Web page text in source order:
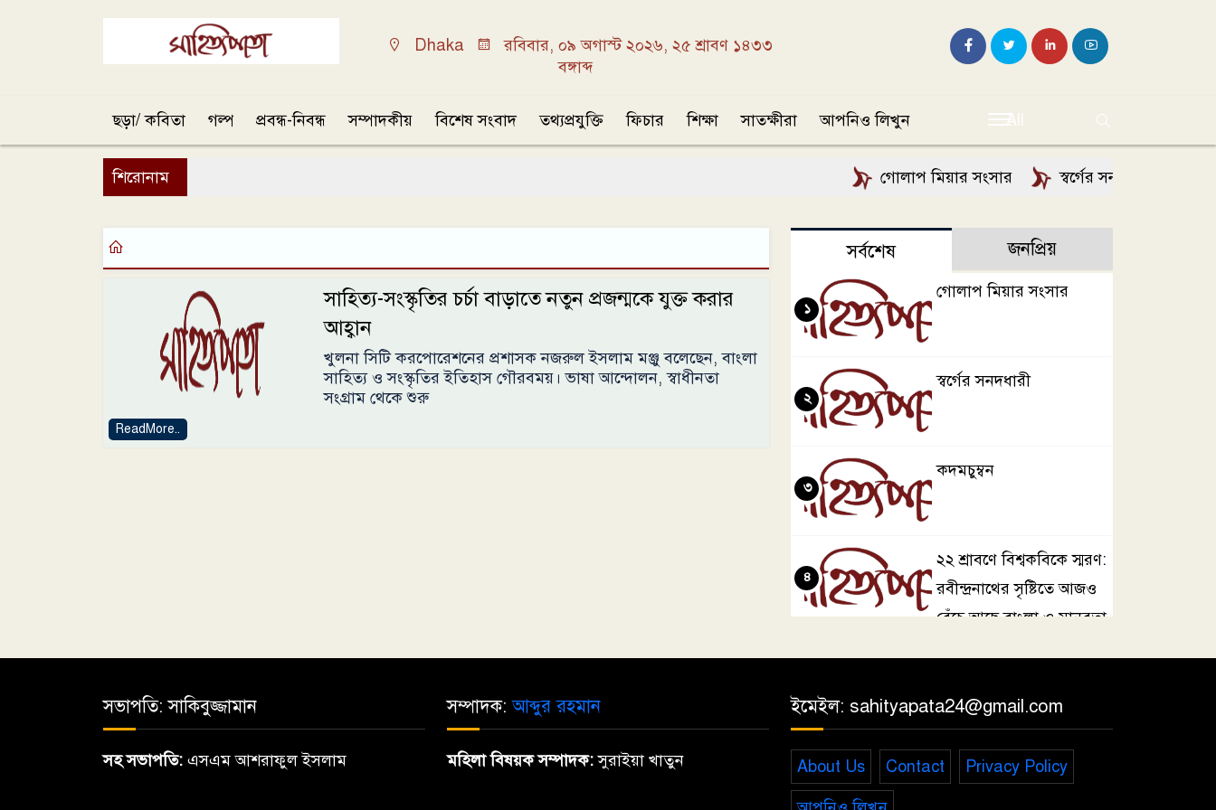
Dhaka
রবিবার, ০৯ অগাস্ট ২০২৬, ২৫ শ্রাবণ ১৪৩৩
বঙ্গাব্দ
ছড়া/ কবিতা গল্প প্রবন্ধ-নিবন্ধ সম্পাদকীয় বিশেষ সংবাদ তথ্যপ্রযুক্তি ফিচার শিক্ষা সাতক্ষীরা আপনিও লিখুন All
শিরোনাম গোলাপ মিয়ার সংসার স্বর্গের সনদধারী
সাহিত্য-সংস্কৃতির চর্চা বাড়াতে নতুন প্রজন্মকে যুক্ত করার
আহ্বান
খুলনা সিটি করপোরেশনের প্রশাসক নজরুল ইসলাম মঞ্জু বলেছেন, বাংলা
সাহিত্য ও সংস্কৃতির ইতিহাস গৌরবময়। ভাষা আন্দোলন, স্বাধীনতা
সংগ্রাম থেকে শুরু
ReadMore..
সর্বশেষ জনপ্রিয়
গোলাপ মিয়ার সংসার
১
স্বর্গের সনদধারী
২
কদমচুম্বন
৩
২২ শ্রাবণে বিশ্বকবিকে স্মরণ:
রবীন্দ্রনাথের সৃষ্টিতে আজও
বেঁচে আছে বাংলা ও মানবতা
৪
ছুঁড়বো না পাথর
৬
সভাপতি: সাকিবুজ্জামান
সহ সভাপতি: এসএম আশরাফুল ইসলাম
সম্পাদক:আব্দুর রহমান
মহিলা বিষয়ক সম্পাদক:সুরাইয়া খাতুন
ইমেইল: sahityapata24@gmail.com
About Us Contact Privacy Policy